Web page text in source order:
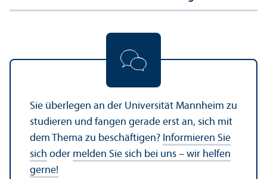
Sie überlegen an der Universität Mannheim zu
studieren und fangen gerade erst an, sich mit
dem Thema zu beschäftigen? Informieren Sie
sich oder melden Sie sich bei uns – wir helfen
gerne!